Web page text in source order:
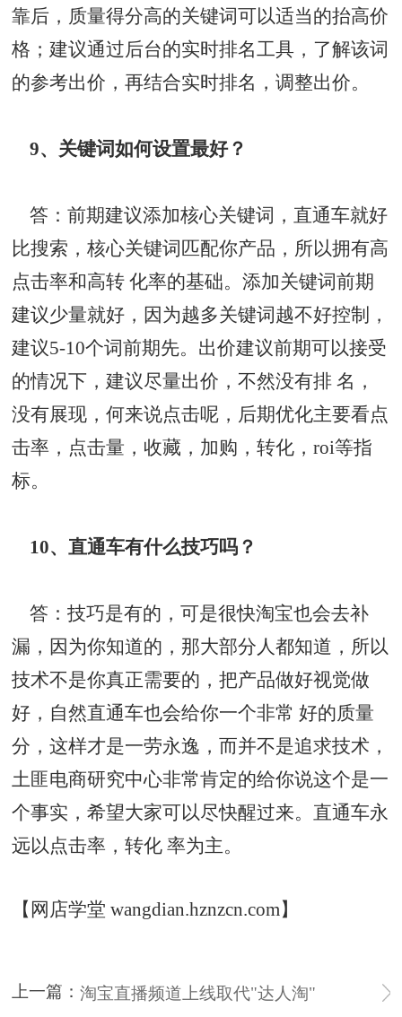
靠后，质量得分高的关键词可以适当的抬高价
格；建议通过后台的实时排名工具，了解该词
的参考出价，再结合实时排名，调整出价。
9、关键词如何设置最好？
答：前期建议添加核心关键词，直通车就好
比搜索，核心关键词匹配你产品，所以拥有高
点击率和高转 化率的基础。添加关键词前期
建议少量就好，因为越多关键词越不好控制，
建议5-10个词前期先。出价建议前期可以接受
的情况下，建议尽量出价，不然没有排 名，
没有展现，何来说点击呢，后期优化主要看点
击率，点击量，收藏，加购，转化，roi等指
标。
10、直通车有什么技巧吗？
答：技巧是有的，可是很快淘宝也会去补
漏，因为你知道的，那大部分人都知道，所以
技术不是你真正需要的，把产品做好视觉做
好，自然直通车也会给你一个非常 好的质量
分，这样才是一劳永逸，而并不是追求技术，
土匪电商研究中心非常肯定的给你说这个是一
个事实，希望大家可以尽快醒过来。直通车永
远以点击率，转化 率为主。
【网店学堂 wangdian.hznzcn.com】
上一篇：淘宝直播频道上线取代"达人淘"